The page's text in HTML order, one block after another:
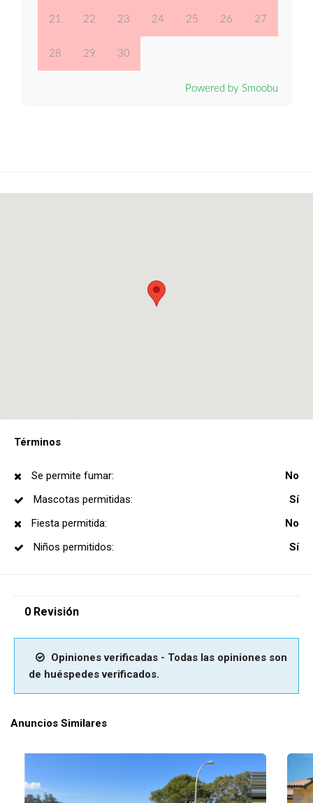
21 22 23 24 25 26 27
28 29 30
Powered by Smoobu
Términos
Se permite fumar:
No
Mascotas permitidas:
Sí
Fiesta permitida:
No
Niños permitidos:
Sí
0 Revisión
Opiniones verificadas - Todas las opiniones son
de huéspedes verificados.
Anuncios Similares